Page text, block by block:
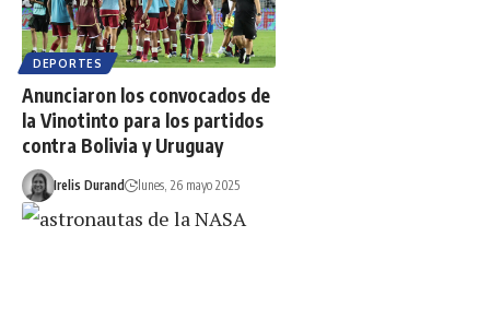
DEPORTES
Anunciaron los convocados de
la Vinotinto para los partidos
contra Bolivia y Uruguay
Irelis Durand lunes, 26 mayo 2025